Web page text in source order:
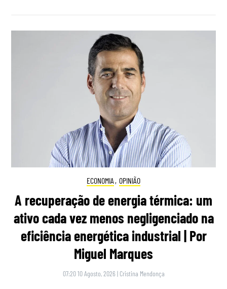
ECONOMIA , OPINIÃO
A recuperação de energia térmica: um
ativo cada vez menos negligenciado na
eficiência energética industrial | Por
Miguel Marques
07:20 10 Agosto, 2026 | Cristina Mendonça